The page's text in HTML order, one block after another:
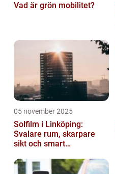
Vad är grön mobilitet?
05 november 2025
Solfilm i Linköping:
Svalare rum, skarpare
sikt och smart